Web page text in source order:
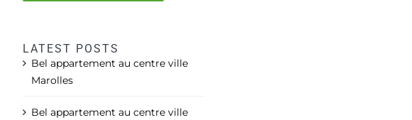
LATEST POSTS
Bel appartement au centre ville
Marolles
Bel appartement au centre ville